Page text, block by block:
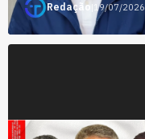
Redação| 19/07/2026